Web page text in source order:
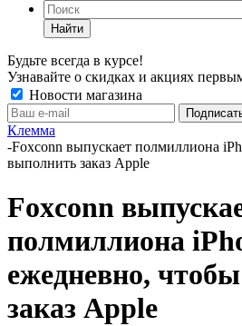
Найти
Будьте всегда в курсе!
Узнавайте о скидках и акциях
Новости магазина
Клемма
-Foxconn выпускает полмиллиона
выполнить заказ Apple
Foxconn
полмиллиона
ежедневно,
заказ Apple